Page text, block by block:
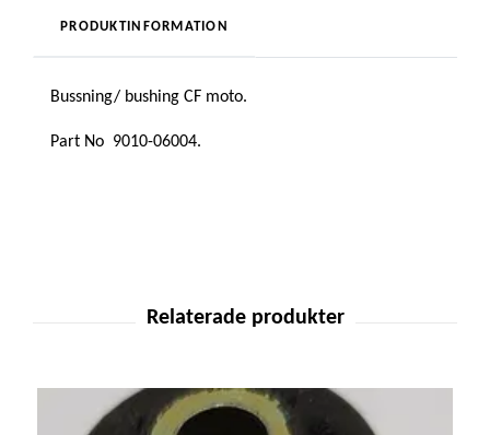
PRODUKTINFORMATION
Bussning/ bushing CF moto.
Part No 9010-06004.